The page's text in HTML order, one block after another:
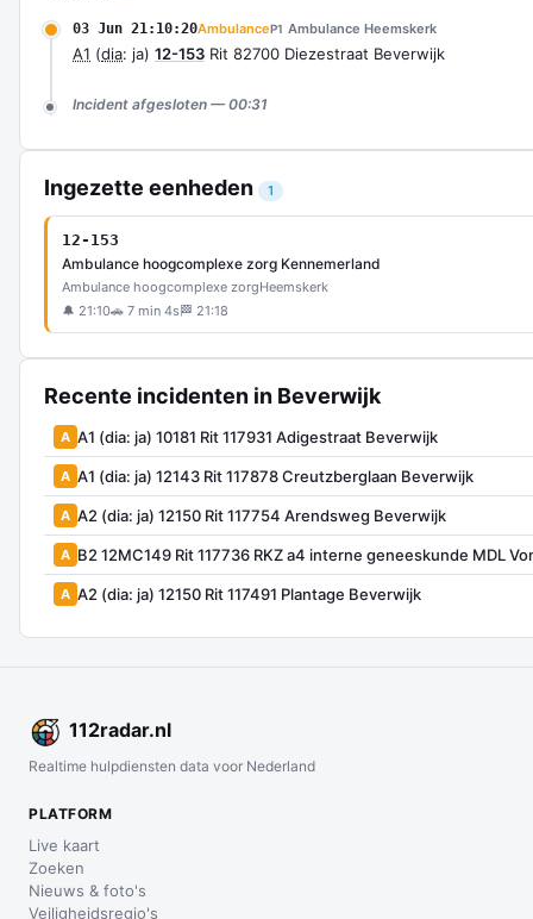
03 Jun 21:10:20AmbulanceP1 Ambulance Heemskerk
A1 (dia: ja) 12-153 Rit 82700 Diezestraat Beverwijk
Incident afgesloten — 00:31
Ingezette eenheden 1
12-153
Ambulance hoogcomplexe zorg Kennemerland
Ambulance hoogcomplexe zorgHeemskerk
🔔 21:10🚗 7 min 4s 🏁 21:18
Recente incidenten in Beverwijk
A A1 (dia: ja) 10181 Rit 117931 Adigestraat Beverwijk
A A1 (dia: ja) 12143 Rit 117878 Creutzberglaan Beverwijk
A A2 (dia: ja) 12150 Rit 117754 Arendsweg Beverwijk
A B2 12MC149 Rit 117736 RKZ a4 interne geneeskunde MDL
A A2 (dia: ja) 12150 Rit 117491 Plantage Beverwijk
112radar.nl
Realtime hulpdiensten data voor Nederland
PLATFORM
Live kaart
Zoeken
Nieuws & foto's
Veiligheidsregio's